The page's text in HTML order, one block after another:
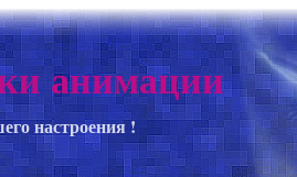
анимации
настроения !